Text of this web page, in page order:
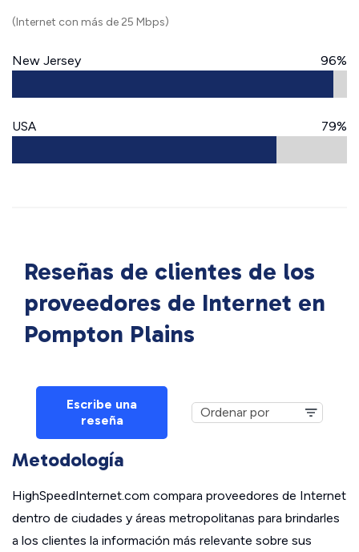
(Internet con más de 25 Mbps)
New Jersey 96%
USA 79%
Reseñas de clientes de los
proveedores de Internet en
Pompton Plains
Escribe una
reseña
Metodología
HighSpeedInternet.com compara proveedores de Internet
dentro de ciudades y áreas metropolitanas para brindarles
a los clientes la información más relevante sobre sus